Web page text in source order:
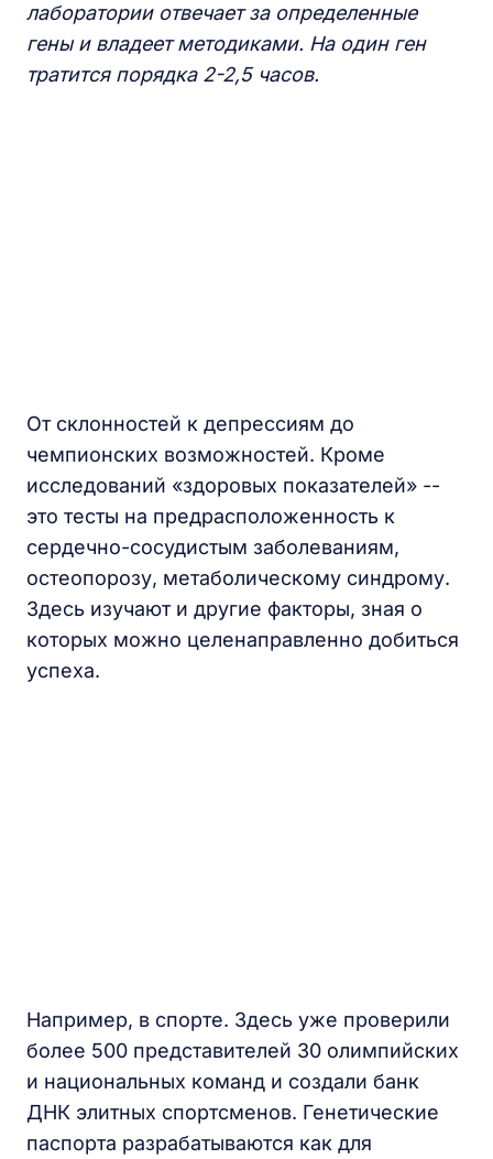
лаборатории отвечает за определенные
гены и владеет методиками. На один ген
тратится порядка 2-2,5 часов.
От склонностей к депрессиям до
чемпионских возможностей. Кроме
исследований «здоровых показателей» --
это тесты на предрасположенность к
сердечно-сосудистым заболеваниям,
остеопорозу, метаболическому синдрому.
Здесь изучают и другие факторы, зная о
которых можно целенаправленно добиться
успеха.
Например, в спорте. Здесь уже проверили
более 500 представителей 30 олимпийских
и национальных команд и создали банк
ДНК элитных спортсменов. Генетические
паспорта разрабатываются как для